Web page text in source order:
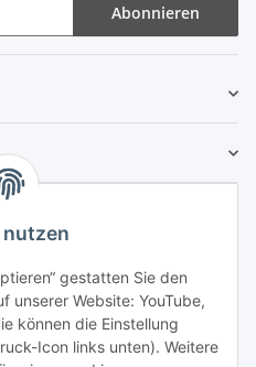
nutzen
gestatten Sie den
unserer Website: YouTube,
können die Einstellung
Icon links unten). Weitere
Abonnieren